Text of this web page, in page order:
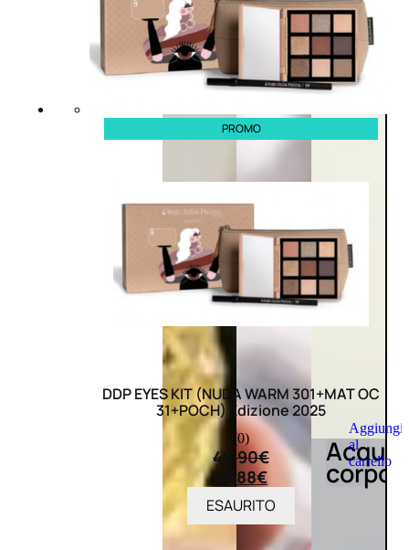
Acqua
corpo
Aggiungi
al
carrello
PROMO
DDP EYES KIT (NUDA WARM 301+MAT OC
31+POCH) Edizione 2025
(0)
49,90€
36,88€
ESAURITO